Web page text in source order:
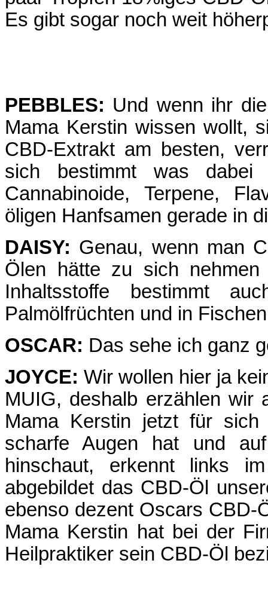
Es gibt sogar noch weit
PEBBLES: Und wenn ihr
Mama Kerstin wissen wollt,
CBD-Extrakt am besten,
sich bestimmt was
Cannabinoide, Terpene,
öligen Hanfsamen gerade in
DAISY: Genau, wenn man
Ölen hätte zu sich
Inhaltsstoffe bestimmt
Palmölfrüchten und in
OSCAR: Das sehe ich ganz
JOYCE: Wir wollen hier ja
MUIG, deshalb erzählen wir
Mama Kerstin jetzt für
scharfe Augen hat und
hinschaut, erkennt links
abgebildet das CBD-Öl
ebenso dezent Oscars CBD-
Mama Kerstin hat bei der
Heilpraktiker sein CBD-Öl